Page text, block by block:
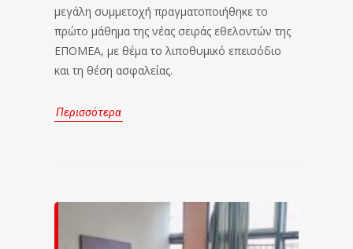
μεγάλη συμμετοχή πραγματοποιήθηκε το
πρώτο μάθημα της νέας σειράς εθελοντών της
ΕΠΟΜΕΑ, με θέμα το λιποθυμικό επεισόδιο
και τη θέση ασφαλείας.
Περισσότερα